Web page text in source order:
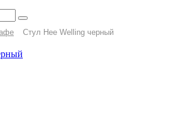
Стул Hee Welling черный